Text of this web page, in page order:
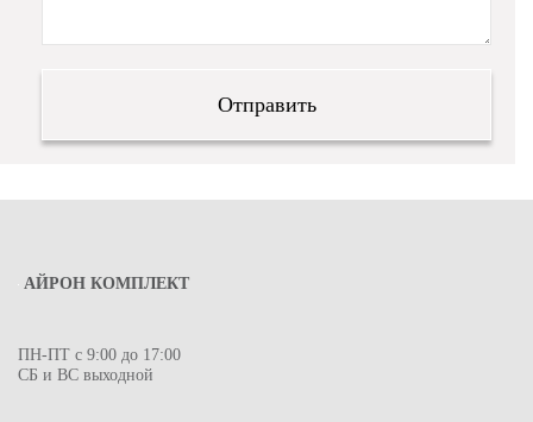
АЙРОН КОМПЛЕКТ
ПН-ПТ с 9:00 до 17:00
СБ и ВС выходной